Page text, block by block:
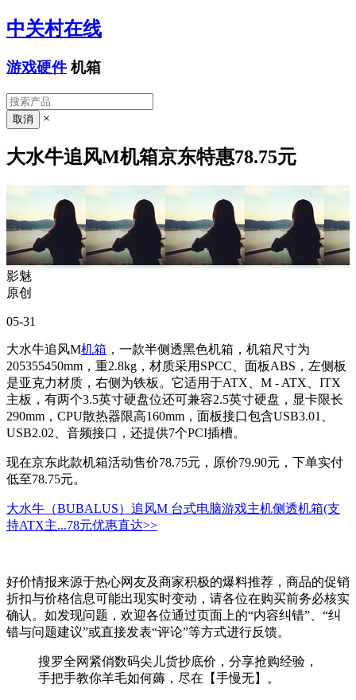
中关村在线
游戏硬件 机箱
×
大水牛追风M机箱京东特惠78.75元
影魅
原创
05-31
大水牛追风M机箱 ，一款半侧透黑色机箱，机箱尺寸为
205355450mm，重2.8kg，材质采用SPCC、面板ABS，左侧板
是亚克力材质，右侧为铁板。它适用于ATX、M - ATX、ITX
主板，有两个3.5英寸硬盘位还可兼容2.5英寸硬盘，显卡限长
290mm，CPU散热器限高160mm，面板接口包含USB3.01、
USB2.02、音频接口，还提供7个PCI插槽。
现在京东此款机箱活动售价78.75元，原价79.90元，下单实付
低至78.75元。
大水牛（BUBALUS）追风M 台式电脑游戏主机侧透机箱(支
持ATX主...78元优惠直达>>
好价情报来源于热心网友及商家积极的爆料推荐，商品的促销
折扣与价格信息可能出现实时变动，请各位在购买前务必核实
确认。如发现问题，欢迎各位通过页面上的“内容纠错”、“纠
错与问题建议”或直接发表“评论”等方式进行反馈。
搜罗全网紧俏数码尖儿货抄底价，分享抢购经验，
手把手教你羊毛如何薅，尽在【手慢无】。